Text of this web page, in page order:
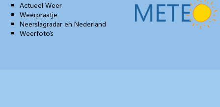
Actueel Weer
Weerpraatje
Neerslagradar en Nederland
Weerfoto’s